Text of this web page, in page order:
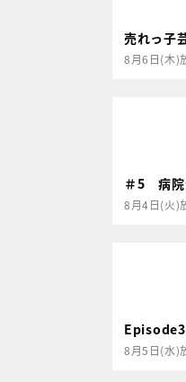
売れっ子
8月6日(木)
＃5 病院
8月4日(火)
8月5日(水)